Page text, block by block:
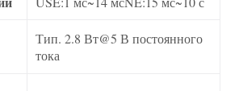
Тип. 2.8 Вт@5 В постоянного
тока